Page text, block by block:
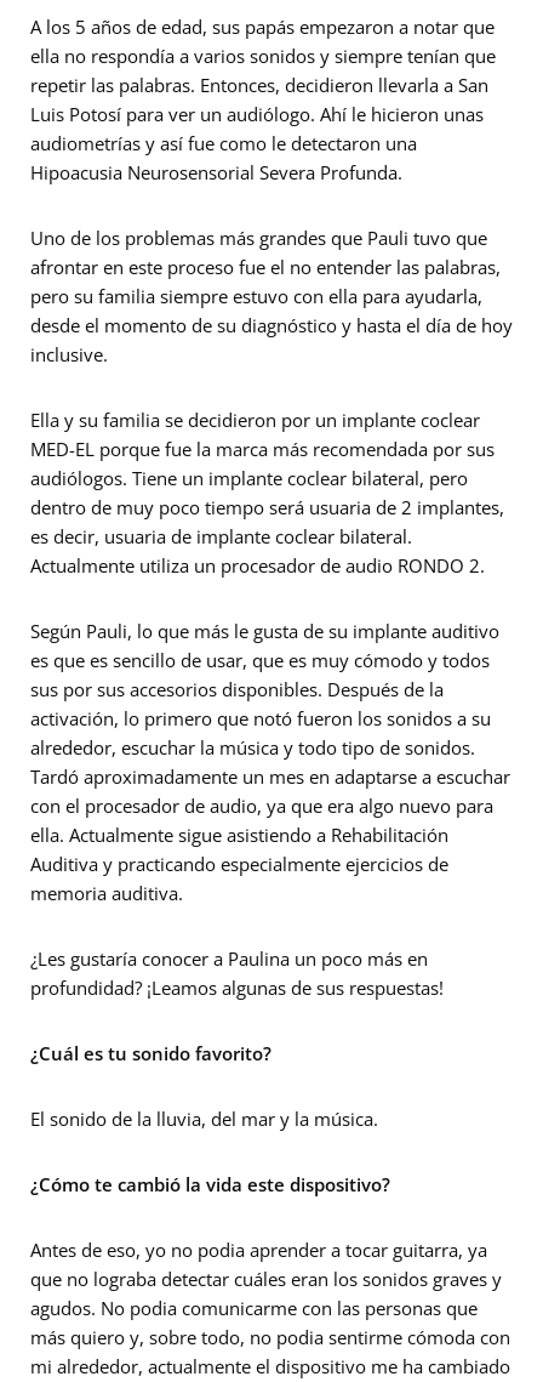
A los 5 años de edad, sus papás empezaron a notar que
ella no respondía a varios sonidos y siempre tenían que
repetir las palabras. Entonces, decidieron llevarla a San
Luis Potosí para ver un audiólogo. Ahí le hicieron unas
audiometrías y así fue como le detectaron una
Hipoacusia Neurosensorial Severa Profunda.
Uno de los problemas más grandes que Pauli tuvo que
afrontar en este proceso fue el no entender las palabras,
pero su familia siempre estuvo con ella para ayudarla,
desde el momento de su diagnóstico y hasta el día de hoy
inclusive.
Ella y su familia se decidieron por un implante coclear
MED-EL porque fue la marca más recomendada por sus
audiólogos. Tiene un implante coclear bilateral, pero
dentro de muy poco tiempo será usuaria de 2 implantes,
es decir, usuaria de implante coclear bilateral.
Actualmente utiliza un procesador de audio RONDO 2.
Según Pauli, lo que más le gusta de su implante auditivo
es que es sencillo de usar, que es muy cómodo y todos
sus por sus accesorios disponibles. Después de la
activación, lo primero que notó fueron los sonidos a su
alrededor, escuchar la música y todo tipo de sonidos.
Tardó aproximadamente un mes en adaptarse a escuchar
con el procesador de audio, ya que era algo nuevo para
ella. Actualmente sigue asistiendo a Rehabilitación
Auditiva y practicando especialmente ejercicios de
memoria auditiva.
¿Les gustaría conocer a Paulina un poco más en
profundidad? ¡Leamos algunas de sus respuestas!
¿Cuál es tu sonido favorito?
El sonido de la lluvia, del mar y la música.
¿Cómo te cambió la vida este dispositivo?
Antes de eso, yo no podia aprender a tocar guitarra, ya
que no lograba detectar cuáles eran los sonidos graves y
agudos. No podia comunicarme con las personas que
más quiero y, sobre todo, no podia sentirme cómoda con
mi alrededor, actualmente el dispositivo me ha cambiado